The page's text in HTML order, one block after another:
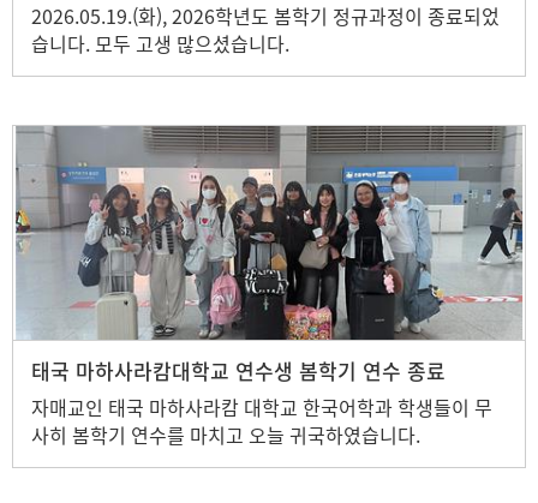
2026.05.19.(화), 2026학년도 봄학기 정규과정이 종료되었
습니다. 모두 고생 많으셨습니다.
태국 마하사라캄대학교 연수생 봄학기 연수 종료
자매교인 태국 마하사라캄 대학교 한국어학과 학생들이 무
사히 봄학기 연수를 마치고 오늘 귀국하였습니다.